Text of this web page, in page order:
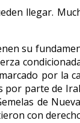
llegar.
su
por la
parte de
de
con